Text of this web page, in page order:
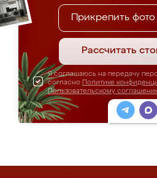
Прикрепить фото
Рассчитать
Я соглашаюсь на передачу
согласно Политике
Пользовательскому